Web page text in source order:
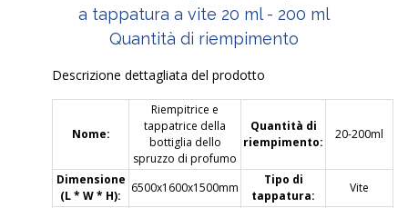
a tappatura a vite 20 ml - 200 ml
Quantità di riempimento
Descrizione dettagliata del prodotto
Nome:
Riempitrice e
tappatrice della
bottiglia dello
spruzzo di profumo
Quantità di
riempimento:
20-200ml
Dimensione
(L * W * H):
6500x1600x1500mm
Tipo di
tappatura:
Vite